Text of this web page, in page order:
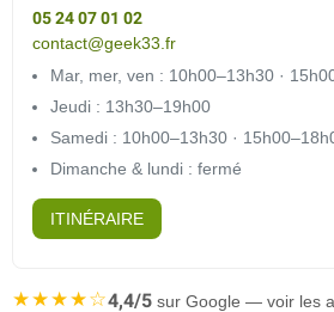
05 24 07 01 02
contact@geek33.fr
Mar, mer, ven : 10h00–13h30 ·
Jeudi : 13h30–19h00
Samedi : 10h00–13h30 ·
Dimanche & lundi : fermé
ITINÉRAIRE
★★★★☆4,4/5 sur Google — voir les